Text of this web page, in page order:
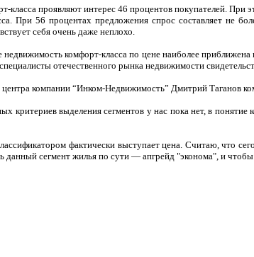
класса проявляют интерес 46 процентов покупателей. При
При 56 процентах предложения спрос составляет не
себя очень даже неплохо.
комфорт-класса по цене наиболее
отечественного рынка недвижимости
центра компании “Инком-Недвижимость” Дмитрий Таганов
критериев выделения сегментов у нас пока нет, в
фактически выступает цена. Считаю, что
данный сегмент жилья по сути — апгрейд "эконома", и